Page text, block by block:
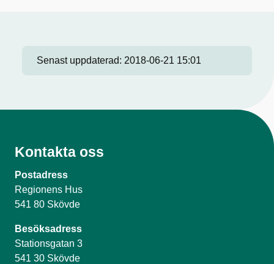
Senast uppdaterad: 2018-06-21 15:01
Kontakta oss
Postadress
Regionens Hus
541 80 Skövde
Besöksadress
Stationsgatan 3
541 30 Skövde